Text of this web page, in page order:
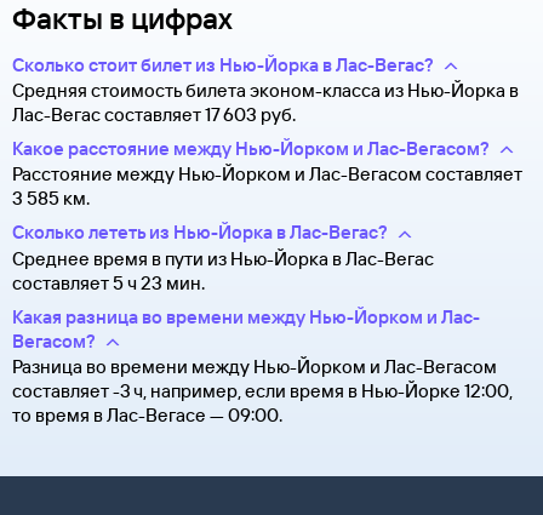
Факты в цифрах
Сколько стоит билет из Нью-Йорка в Лас-Вегас?
Средняя стоимость билета эконом-класса из Нью-Йорка в
Лас-Вегас составляет 17 ⁠603 руб.
Какое расстояние между Нью-Йорком и Лас-Вегасом?
Расстояние между Нью-Йорком и Лас-Вегасом составляет
3 585 км.
Сколько лететь из Нью-Йорка в Лас-Вегас?
Среднее время в пути из Нью-Йорка в Лас-Вегас
составляет 5 ч 23 мин.
Какая разница во времени между Нью-Йорком и Лас-
Вегасом?
Разница во времени между Нью-Йорком и Лас-Вегасом
составляет -3 ч, например, если время в Нью-Йорке 12:00,
то время в Лас-Вегасе — 09:00.